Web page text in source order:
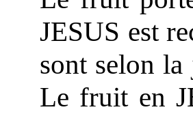
JESUS est
sont selon
Le fruit en